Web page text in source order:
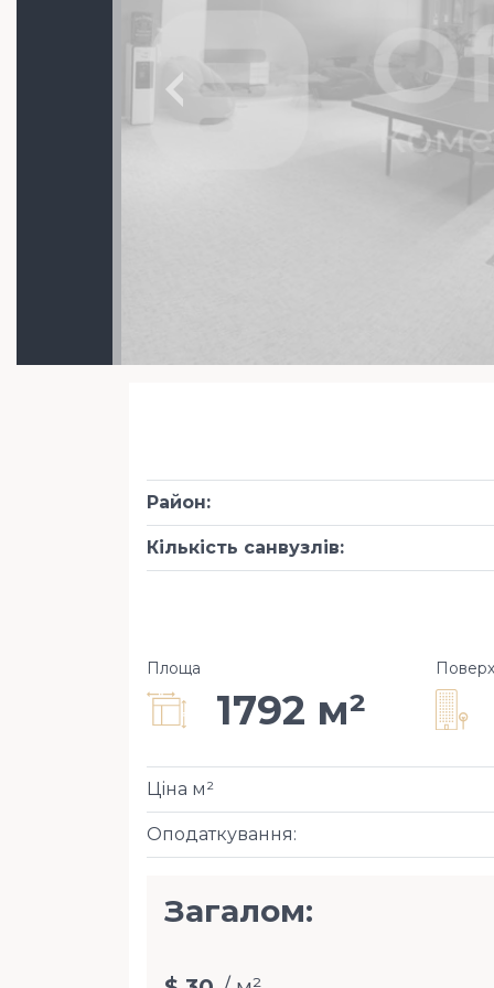
Район:
Кількість санвузлів:
Площа
1792 м²
Поверх
Оподаткування:
Ціна м²
Загалом: